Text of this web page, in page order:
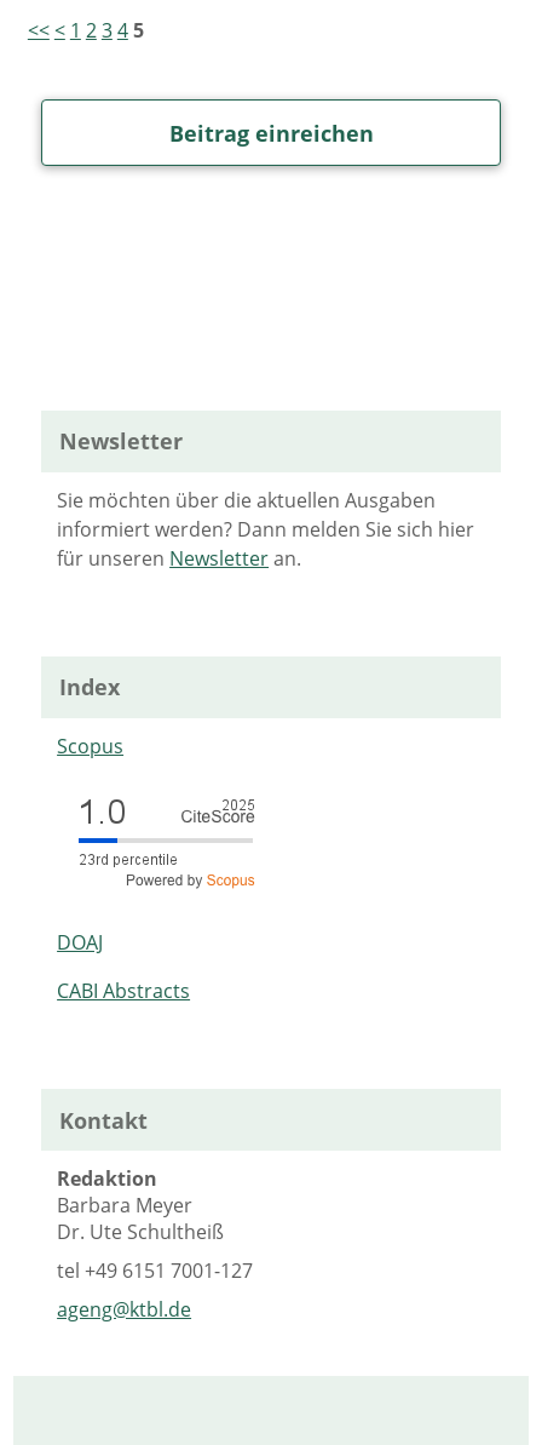
<<< 1 2345
Beitrag einreichen
Newsletter
Sie möchten über die aktuellen Ausgaben
informiert werden? Dann melden Sie sich hier
für unseren Newsletteran.
Index
Scopus
DOAJ
CABI Abstracts
Kontakt
Redaktion
Barbara Meyer
Dr. Ute Schultheiß
tel+49 6151 7001-127
ageng@ktbl.de